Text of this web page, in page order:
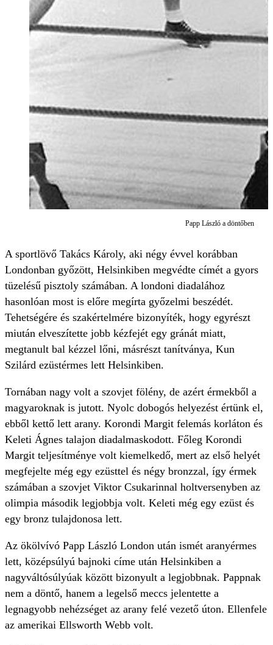
Papp László a döntőben
A sportlövő Takács Károly, aki négy évvel korábban
Londonban győzött, Helsinkiben megvédte címét a gyors
tüzelésű pisztoly számában. A londoni diadalához
hasonlóan most is előre megírta győzelmi beszédét.
Tehetségére és szakértelmére bizonyíték, hogy egyrészt
miután elveszítette jobb kézfejét egy gránát miatt,
megtanult bal kézzel lőni, másrészt tanítványa, Kun
Szilárd ezüstérmes lett Helsinkiben.
Tornában nagy volt a szovjet fölény, de azért érmekből a
magyaroknak is jutott. Nyolc dobogós helyezést értünk el,
ebből kettő lett arany. Korondi Margit felemás korláton és
Keleti Ágnes talajon diadalmaskodott. Főleg Korondi
Margit teljesítménye volt kiemelkedő, mert az első helyét
megfejelte még egy ezüsttel és négy bronzzal, így érmek
számában a szovjet Viktor Csukarinnal holtversenyben az
olimpia második legjobbja volt. Keleti még egy ezüst és
egy bronz tulajdonosa lett.
Az ökölvívó Papp László London után ismét aranyérmes
lett, középsúlyú bajnoki címe után Helsinkiben a
nagyváltósúlyúak között bizonyult a legjobbnak. Pappnak
nem a döntő, hanem a legelső meccs jelentette a
legnagyobb nehézséget az arany felé vezető úton. Ellenfele
az amerikai Ellsworth Webb volt.